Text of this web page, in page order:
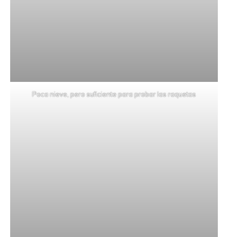
Poca nieve, pero suficiente para probar las raquetas